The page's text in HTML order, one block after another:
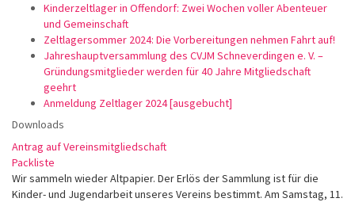
Kinderzeltlager in Offendorf: Zwei Wochen voller Abenteuer
und Gemeinschaft
Zeltlagersommer 2024: Die Vorbereitungen nehmen Fahrt auf!
Jahreshauptversammlung des CVJM Schneverdingen e. V. –
Gründungsmitglieder werden für 40 Jahre Mitgliedschaft
geehrt
Anmeldung Zeltlager 2024 [ausgebucht]
Downloads
Antrag auf Vereinsmitgliedschaft
Packliste
Wir sammeln wieder Altpapier. Der Erlös der Sammlung ist für die
Kinder- und Jugendarbeit unseres Vereins bestimmt. Am Samstag, 11.